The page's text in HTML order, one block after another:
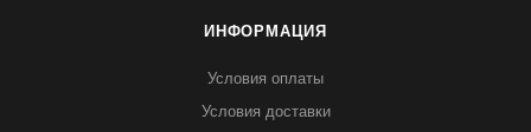
ИНФОРМАЦИЯ
Условия оплаты
Условия доставки